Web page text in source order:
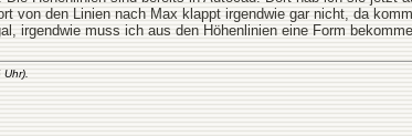
von den Linien nach Max klappt irgendwie gar nicht, da
irgendwie muss ich aus den Höhenlinien eine Form
Uhr).